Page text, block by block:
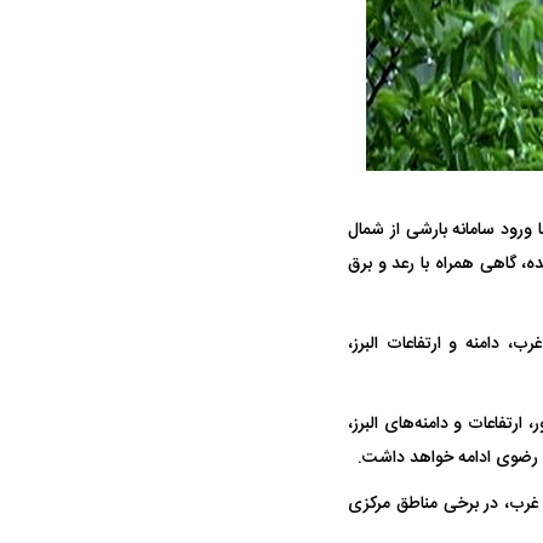
سامانه بارشی از شمال
گاهی همراه با رعد و برق
غرب، دامنه و ارتفاعات البرز،
کشور، ارتفاعات و دامنه‌های البرز،
رضوی ادامه خواهد داشت.
جنوب غرب، در برخی مناطق مرکزی
سریع‌تر، پنهان‌کارتر و
| پهپاد انتحاری
هواپیمای مرموز E-11A BACN چیست؟